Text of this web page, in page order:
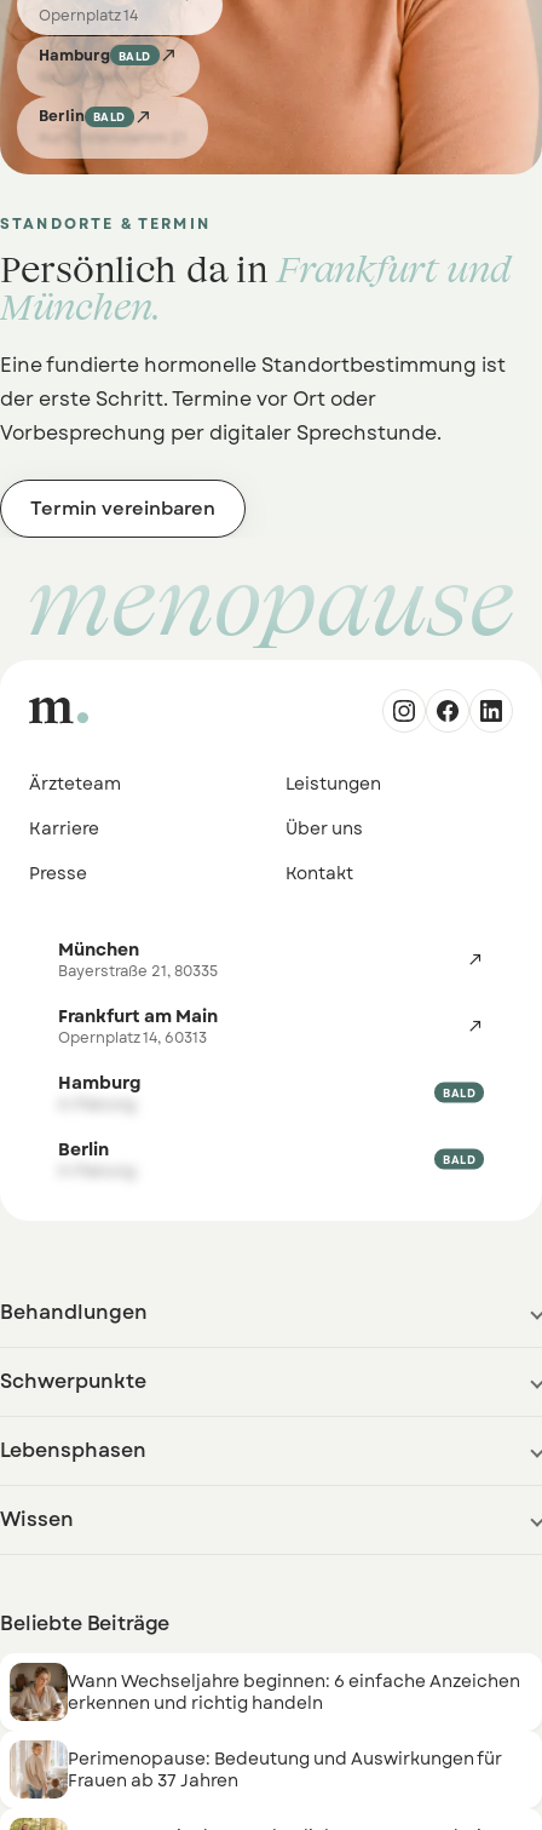
Opernplatz 14
Hamburg BALD 
Neuer Wall 10
Berlin BALD 
Kurfürstendamm 21
STANDORTE & TERMIN
Persönlich da in Frankfurt und
München.
Eine fundierte hormonelle Standortbestimmung ist
der erste Schritt. Termine vor Ort oder
Vorbesprechung per digitaler Sprechstunde.
Termin vereinbaren
menopause
Ärzteteam
Leistungen
Karriere
Über uns
Presse
Kontakt
München 
Bayerstraße 21, 80335
Frankfurt am Main 
Opernplatz 14, 60313
Hamburg 
BALD
Berlin 
BALD
Behandlungen
Schwerpunkte
Lebensphasen
Wissen
Beliebte Beiträge
Wann Wechseljahre beginnen: 6 einfache Anzeichen
erkennen und richtig handeln
Perimenopause: Bedeutung und Auswirkungen für
Frauen ab 37 Jahren